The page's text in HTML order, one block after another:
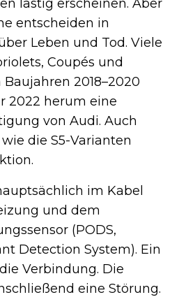
lästig erscheinen. Aber
entscheiden in
Leben und Tod. Viele
Coupés und
2018–2020
2022 herum eine
von Audi. Auch
die S5-Varianten
im Kabel
und dem
(PODS,
Detection System). Ein
Verbindung. Die
eine Störung.